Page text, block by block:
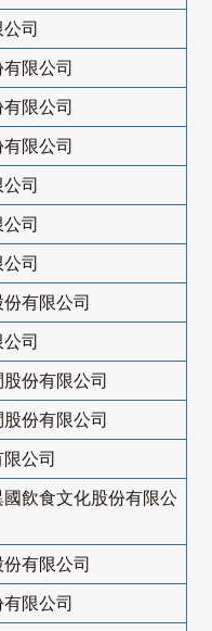
司
限公司
限公司
限公司
司
司
司
有限公司
司
份有限公司
份有限公司
公司
國飲食文化股份有限公
有限公司
限公司